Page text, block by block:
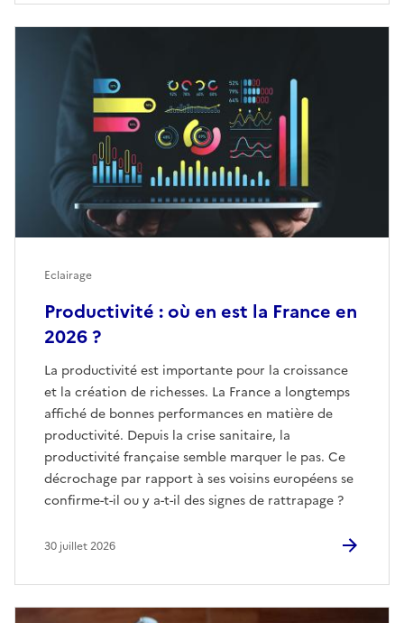
Productivité : où en est la France en
2026 ?
La productivité est importante pour la croissance
et la création de richesses. La France a longtemps
affiché de bonnes performances en matière de
productivité. Depuis la crise sanitaire, la
productivité française semble marquer le pas. Ce
décrochage par rapport à ses voisins européens se
confirme-t-il ou y a-t-il des signes de rattrapage ?
Eclairage
30 juillet 2026